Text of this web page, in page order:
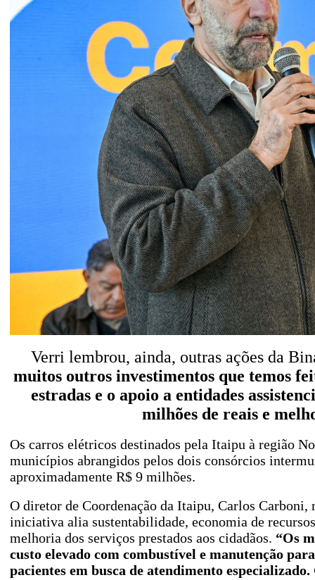
Verri lembrou, ainda, outras ações da
muitos outros investimentos que temos
estradas e o apoio a entidades
milhões de reais e
Os carros elétricos destinados pela Itaipu à região
municípios abrangidos pelos dois consórcios
aproximadamente R$ 9 milhões.
O diretor de Coordenação da Itaipu, Carlos Carboni,
iniciativa alia sustentabilidade, economia de
melhoria dos serviços prestados aos cidadãos. “Os
custo elevado com combustível e manutenção
pacientes em busca de atendimento especializado.